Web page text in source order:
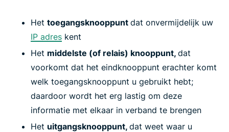
Het toegangsknooppunt dat onvermijdelijk uw
IP adres kent
Het middelste (of relais) knooppunt, dat
voorkomt dat het eindknooppunt erachter komt
welk toegangsknooppunt u gebruikt hebt;
daardoor wordt het erg lastig om deze
informatie met elkaar in verband te brengen
Het uitgangsknooppunt, dat weet waar u